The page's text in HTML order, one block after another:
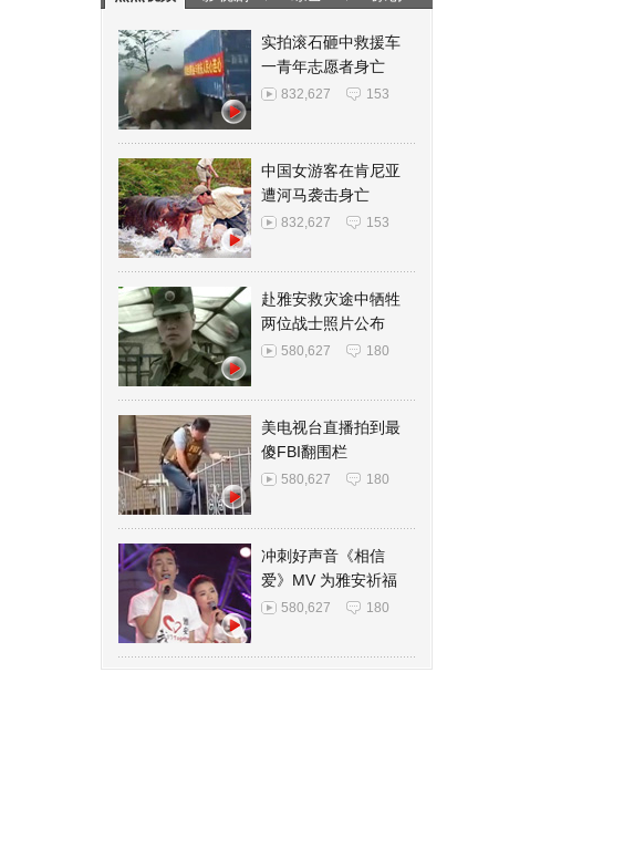
实拍滚石砸中救援车
一青年志愿者身亡
832,627 153
中国女游客在肯尼亚
遭河马袭击身亡
832,627 153
赴雅安救灾途中牺牲
两位战士照片公布
580,627 180
美电视台直播拍到最
傻FBI翻围栏
580,627 180
冲刺好声音《相信
爱》MV 为雅安祈福
580,627 180